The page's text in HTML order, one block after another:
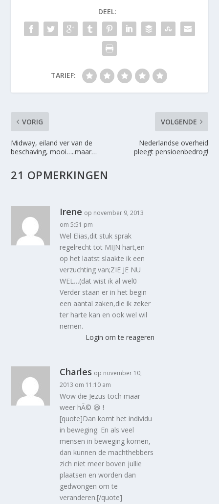
DEEL:
TARIEF:
VORIG
Midway, eiland ver van de
beschaving, mooi…..maar…
VOLGENDE
Nederlandse overheid
pleegt pensioenbedrog!
21 OPMERKINGEN
Irene op november 9, 2013
om 5:51 pm
Wel Elias,dit stuk sprak
regelrecht tot MIJN hart,en
op het laatst slaakte ik een
verzuchting van;ZIE JE NU
WEL…(dat wist ik al wel0
Verder staan er in het begin
een aantal zaken,die ik zeker
ter harte kan en ook wel wil
nemen.
Login om te reageren
Charles op november 10,
2013 om 11:10 am
Wow die Jezus toch maar
weer hÃ© 😆 !
[quote]Dan komt het individu
in beweging. En als veel
mensen in beweging komen,
dan kunnen de machthebbers
zich niet meer boven jullie
plaatsen en worden dan
gedwongen om te
veranderen.[/quote]